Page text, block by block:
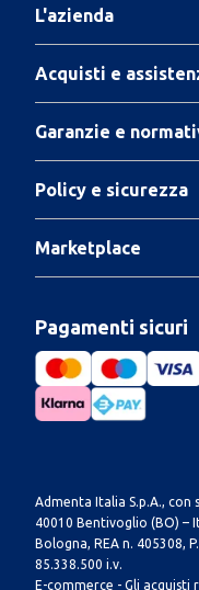
L'azienda
Acquisti e
Garanzie e
Policy e sicurezza
Marketplace
Pagamenti sicuri
Admenta Italia S.p.A.,
40010 Bentivoglio (BO) –
Bologna, REA n. 405308,
85.338.500 i.v.
E-commerce - Gli